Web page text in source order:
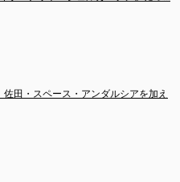
佐田・スペース・アンダルシアを加え